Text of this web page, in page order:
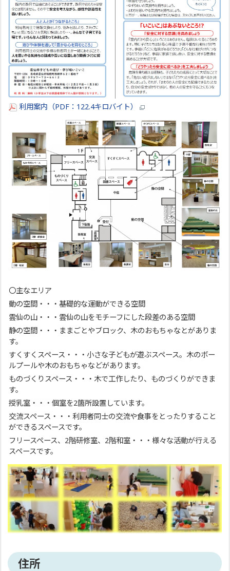
利用案内（PDF：122.4キロバイト）
〇主なエリア
動の空間・・・基礎的な運動ができる空間
雲仙の山・・・雲仙の山をモチーフにした段差のある空間
静の空間・・・ままごとやブロック、木のおもちゃなとがありま
す。
すくすくスペース・・・小さな子どもが遊ぶスペース。木のボー
ルプールや木のおもちゃなどがあります。
ものづくりスペース・・・木で工作したり、ものづくりができま
す。
授乳室・・・個室を2箇所設置しています。
交流スペース・・・利用者同士の交流や食事をとったりすること
ができるスペースです。
フリースペース、2階研修室、2階和室・・・様々な活動が行える
スペースです。
住所